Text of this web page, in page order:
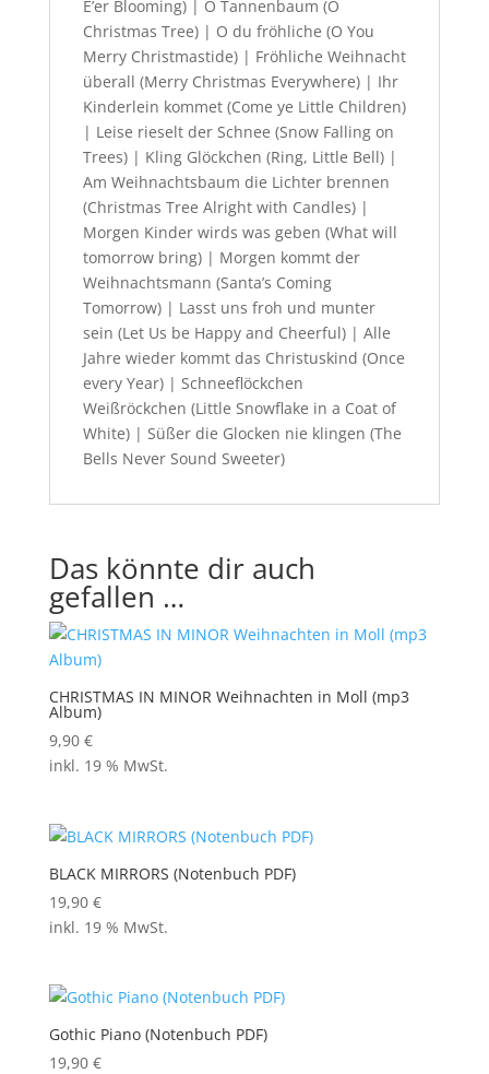
E’er Blooming) | O Tannenbaum (O
Christmas Tree) | O du fröhliche (O You
Merry Christmastide) | Fröhliche Weihnacht
überall (Merry Christmas Everywhere) | Ihr
Kinderlein kommet (Come ye Little Children)
| Leise rieselt der Schnee (Snow Falling on
Trees) | Kling Glöckchen (Ring, Little Bell) |
Am Weihnachtsbaum die Lichter brennen
(Christmas Tree Alright with Candles) |
Morgen Kinder wirds was geben (What will
tomorrow bring) | Morgen kommt der
Weihnachtsmann (Santa’s Coming
Tomorrow) | Lasst uns froh und munter
sein (Let Us be Happy and Cheerful) | Alle
Jahre wieder kommt das Christuskind (Once
every Year) | Schneeflöckchen
Weißröckchen (Little Snowflake in a Coat of
White) | Süßer die Glocken nie klingen (The
Bells Never Sound Sweeter)
Das könnte dir auch
gefallen …
CHRISTMAS IN MINOR Weihnachten in Moll (mp3
Album)
9,90 €
inkl. 19 % MwSt.
BLACK MIRRORS (Notenbuch PDF)
19,90 €
inkl. 19 % MwSt.
Gothic Piano (Notenbuch PDF)
19,90 €